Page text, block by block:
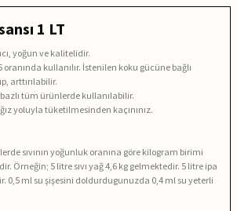
1 LT
yoğun ve kalitelidir.
oranında kullanılır. İstenilen koku gücüne bağlı
arttırılabilir.
tüm ürünlerde kullanılabilir.
yoluyla tüketilmesinden kaçınınız.
sıvının yoğunluk oranına göre kilogram birimi
Örneğin; 5 litre sıvı yağ 4,6 kg gelmektedir. 5 litre ipa
0,5 ml su şişesini doldurdugunuzda 0,4 ml su yeterli